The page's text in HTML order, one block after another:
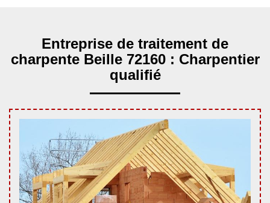
Entreprise de traitement de
charpente Beille 72160 : Charpentier
qualifié